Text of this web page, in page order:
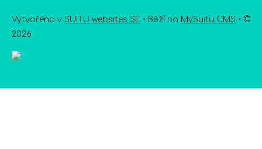
Vytvořeno v SUITU websites SE • Běží na MySuitu CMS • ©
2026